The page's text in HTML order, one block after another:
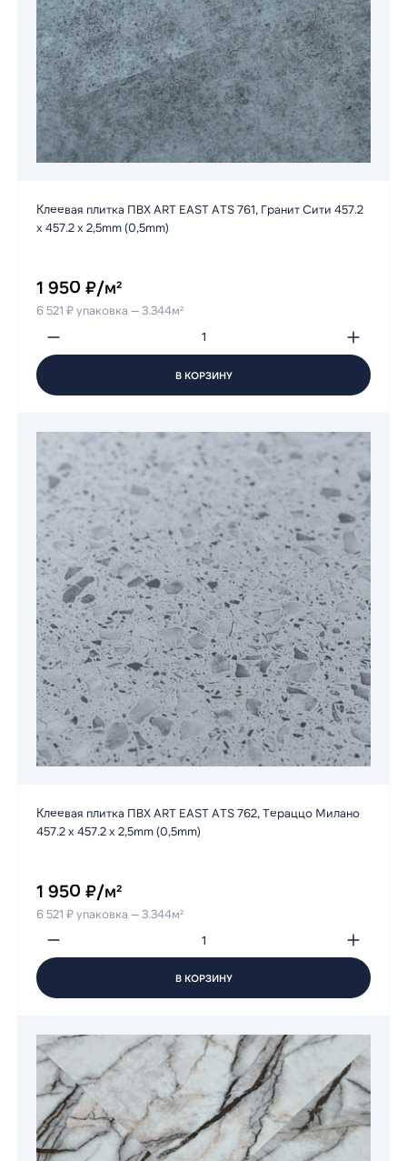
Клеевая плитка ПВХ ART EAST ATS 761, Гранит Сити 457.2
х 457.2 х 2,5mm (0,5mm)
1 950 ₽/м²
6 521 ₽ упаковка — 3.344м²
В КОРЗИНУ
Клеевая плитка ПВХ ART EAST ATS 762, Тераццо Милано
457.2 х 457.2 х 2,5mm (0,5mm)
1 950 ₽/м²
6 521 ₽ упаковка — 3.344м²
В КОРЗИНУ